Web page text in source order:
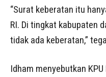
“Surat keberatan itu
RI. Di tingkat kabupaten
tidak ada keberatan,”
Idham menyebutkan